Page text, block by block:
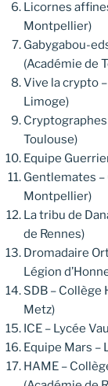
Licornes
Montpellier)
Gabygabou-
(Académie de
Vive la crypto
Limoge)
Toulouse)
Equipe
Gentlemates
Montpellier)
La tribu de
de Rennes)
Dromadaire
Légion
SDB – Collège
Metz)
ICE – Lycée
Equipe Mars –
HAME –